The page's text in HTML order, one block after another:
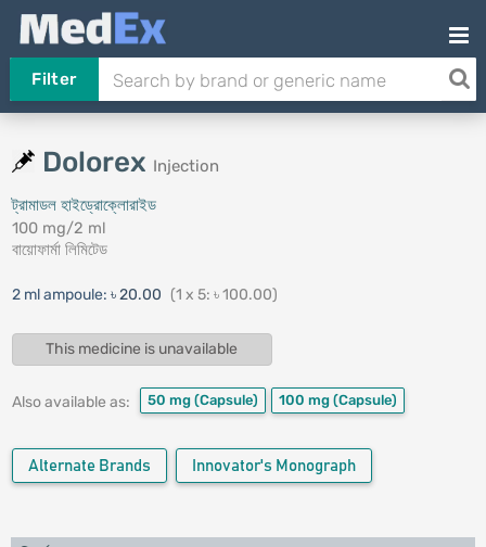
Filter
Dolorex Injection
ট্রামাডল হাইড্রোক্লোরাইড
100 mg/2 ml
বায়োফার্মা লিমিটেড
2 ml ampoule: ৳ 20.00 (1 x 5: ৳ 100.00)
This medicine is unavailable
Also available as: 50 mg (Capsule) 100 mg (Capsule)
Alternate Brands Innovator's Monograph